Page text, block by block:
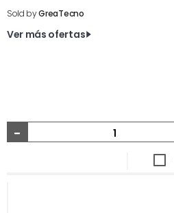
Sold byGreaTecno
Ver más ofertas
-